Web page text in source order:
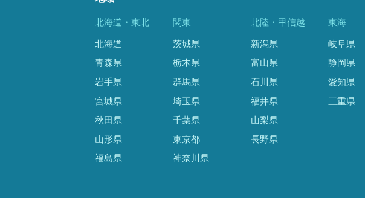
北海道・東北
北海道
青森県
岩手県
宮城県
秋田県
山形県
福島県
関東
茨城県
栃木県
群馬県
埼玉県
千葉県
東京都
神奈川県
北陸・甲信越
新潟県
富山県
石川県
福井県
山梨県
長野県
東海
岐阜県
静岡県
愛知県
三重県